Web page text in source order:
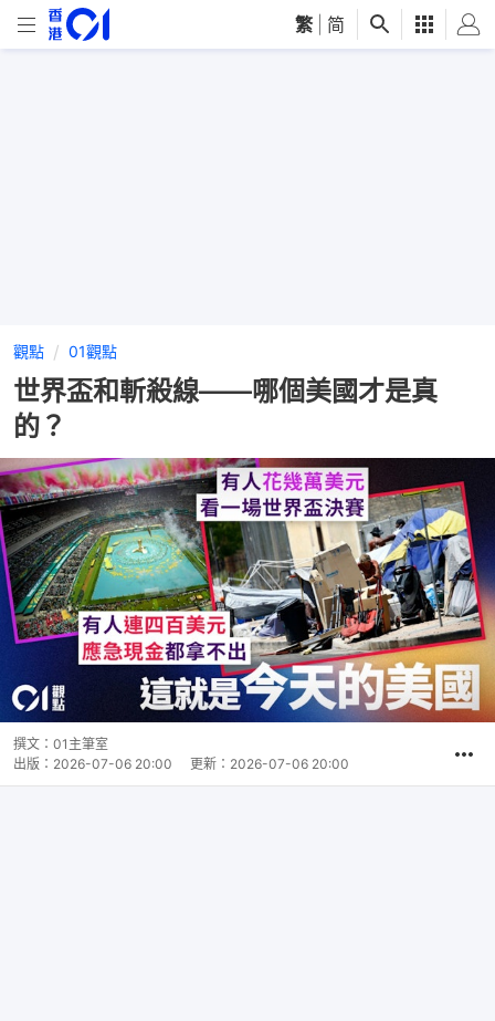
繁 简
觀點 01觀點
世界盃和斬殺線——哪個美國才是真
的？
撰文： 01主筆室
出版： 2026-07-06 20:00 更新： 2026-07-06 20:00